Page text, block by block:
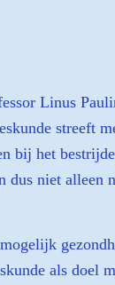
Linus
streeft
bij het
niet alleen
als doel